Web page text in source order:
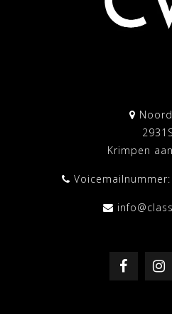
Krimpen